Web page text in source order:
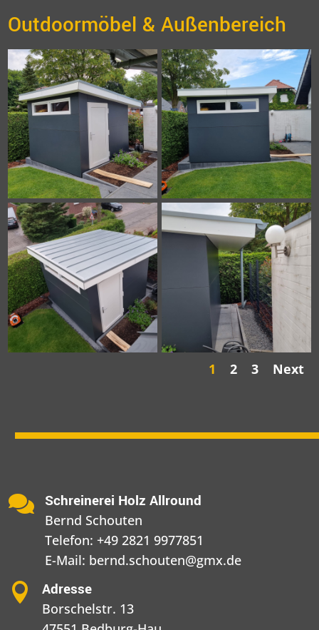
Outdoormöbel & Außenbereich
1 2 3 Next
 Schreinerei Holz Allround
Bernd Schouten
Telefon: +49 2821 9977851
E-Mail: bernd.schouten@gmx.de
 Adresse
Borschelstr. 13